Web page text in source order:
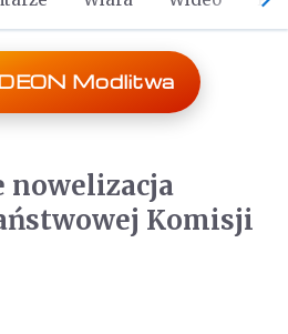
Modlitwa
nowelizacja
Komisji